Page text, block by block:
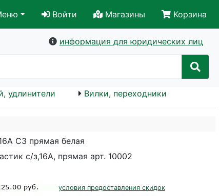
Войти Магазины Корзина
информация для юридических лиц
удлинители Вилки, переходники
СЗ прямая белая
с/з,16А, прямая арт. 10002
условия предоставления скидок